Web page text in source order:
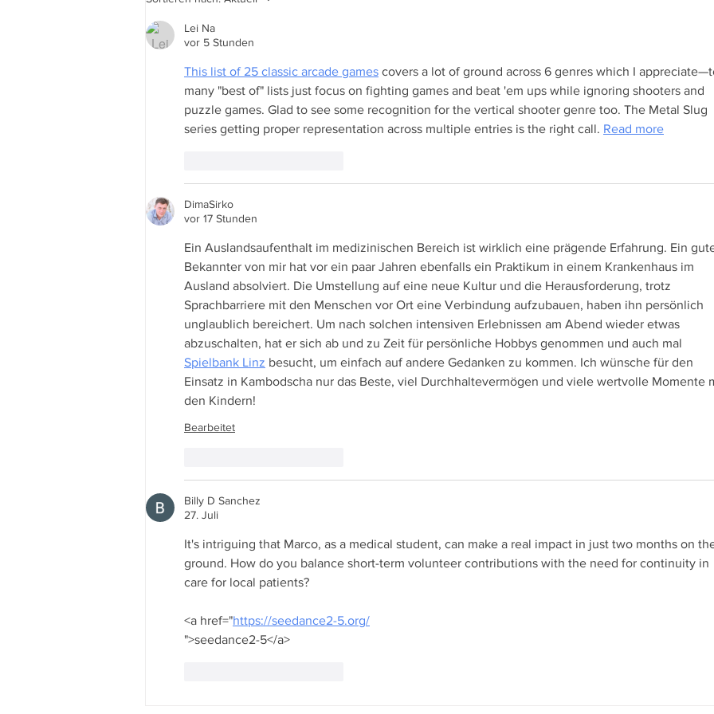
Lei Na
vor 5 Stunden
This list of 25 classic arcade games covers a lot of ground across 6 genres which I
many "best of" lists just focus on fighting games and beat 'em ups while ignoring shooters and
puzzle games. Glad to see some recognition for the vertical shooter genre too. The Metal Slug
series getting proper representation across multiple entries is the right call. Read more
DimaSirko
vor 17 Stunden
Ein Auslandsaufenthalt im medizinischen Bereich ist wirklich eine prägende Erfahrung. Ein
Bekannter von mir hat vor ein paar Jahren ebenfalls ein Praktikum in einem Krankenhaus im
Ausland absolviert. Die Umstellung auf eine neue Kultur und die Herausforderung, trotz
Sprachbarriere mit den Menschen vor Ort eine Verbindung aufzubauen, haben ihn persönlich
unglaublich bereichert. Um nach solchen intensiven Erlebnissen am Abend wieder etwas
abzuschalten, hat er sich ab und zu Zeit für persönliche Hobbys genommen und auch mal
Spielbank Linz besucht, um einfach auf andere Gedanken zu kommen. Ich wünsche für den
Einsatz in Kambodscha nur das Beste, viel Durchhaltevermögen und viele wertvolle Momente
den Kindern!
Bearbeitet
Billy D Sanchez
27. Juli
It's intriguing that Marco, as a medical student, can make a real impact in just two months on
ground. How do you balance short-term volunteer contributions with the need for continuity in
care for local patients?
<a href="https://seedance2-5.org/
">seedance2-5</a>